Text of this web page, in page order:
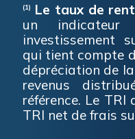
(1) Le taux de
un indicateur
investissement
qui tient compte
dépréciation de
revenus
référence. Le TRI
TRI net de frais